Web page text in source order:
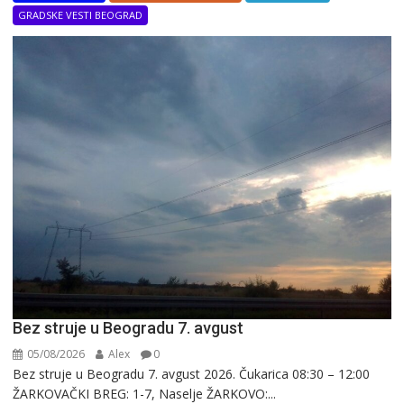
GRADSKE VESTI BEOGRAD
Bez struje u Beogradu 7. avgust
05/08/2026 Alex 0
Bez struje u Beogradu 7. avgust 2026. Čukarica 08:30 – 12:00
ŽARKOVAČKI BREG: 1-7, Naselje ŽARKOVO:...